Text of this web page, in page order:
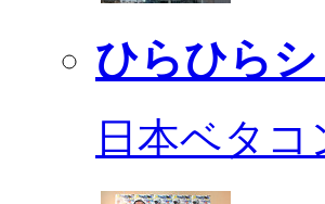
ひらひら
日本ベタ